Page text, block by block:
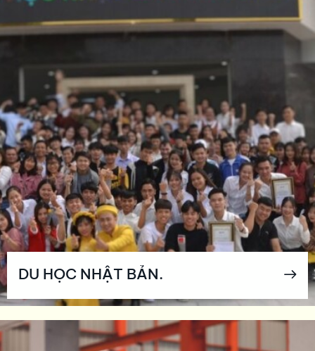
DU HỌC NHẬT BẢN.